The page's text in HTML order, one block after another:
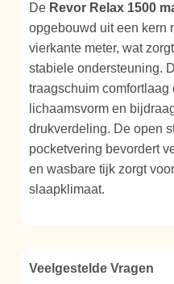
De Revor Relax 1500
opgebouwd uit een kern
vierkante meter, wat
stabiele ondersteuning.
traagschuim
lichaamsvorm en
drukverdeling. De open
pocketvering bevordert
en wasbare tijk zorgt
slaapklimaat.
Veelgestelde Vragen